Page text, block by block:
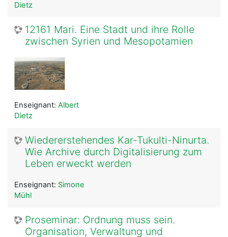
Dietz
12161 Mari. Eine Stadt und ihre Rolle
zwischen Syrien und Mesopotamien
Enseignant: Albert
Dietz
Wiedererstehendes Kar-Tukulti-Ninurta.
Wie Archive durch Digitalisierung zum
Leben erweckt werden
Enseignant: Simone
Mühl
Proseminar: Ordnung muss sein.
Organisation, Verwaltung und